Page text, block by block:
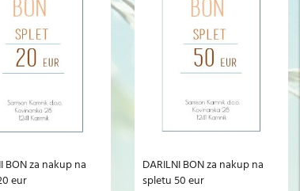
BON za nakup na
eur
DARILNI BON za nakup na
spletu 50 eur